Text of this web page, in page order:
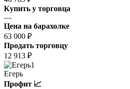
Купить у торговца
—
Цена на барахолке
63 000 ₽
Продать торговцу
12 913 ₽
1
Егерь
Профит 📈